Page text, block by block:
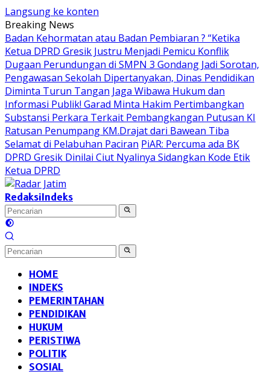
Langsung ke konten
Breaking News
Badan Kehormatan atau Badan Pembiaran ? “Ketika
Ketua DPRD Gresik Justru Menjadi Pemicu Konflik
Dugaan Perundungan di SMPN 3 Gondang Jadi Sorotan,
Pengawasan Sekolah Dipertanyakan, Dinas Pendidikan
Diminta Turun Tangan Jaga Wibawa Hukum dan
Informasi Publik! Garad Minta Hakim Pertimbangkan
Substansi Perkara Terkait Pembangkangan Putusan KI
Ratusan Penumpang KM.Drajat dari Bawean Tiba
Selamat di Pelabuhan Paciran PiAR: Percuma ada BK
DPRD Gresik Dinilai Ciut Nyalinya Sidangkan Kode Etik
Ketua DPRD
RedaksiIndeks
HOME
INDEKS
PEMERINTAHAN
PENDIDIKAN
HUKUM
PERISTIWA
POLITIK
SOSIAL